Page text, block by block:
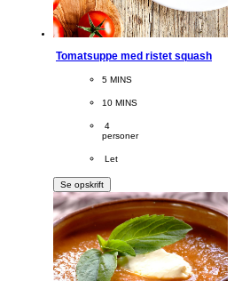
Tomatsuppe med ristet squash
CookingTime
5 MINS
PreparationTime
10 MINS
Servings
4
personer
Difficulty
Let
Se opskrift